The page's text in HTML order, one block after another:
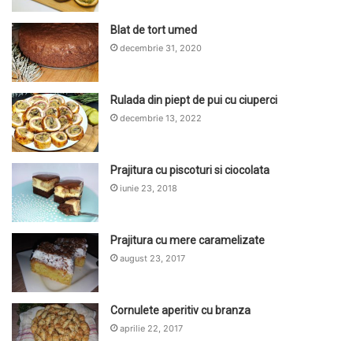
Blat de tort umed
decembrie 31, 2020
Rulada din piept de pui cu ciuperci
decembrie 13, 2022
Prajitura cu piscoturi si ciocolata
iunie 23, 2018
Prajitura cu mere caramelizate
august 23, 2017
Cornulete aperitiv cu branza
aprilie 22, 2017